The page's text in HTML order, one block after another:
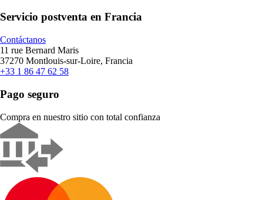
Servicio postventa en Francia
Contáctanos
11 rue Bernard Maris
37270 Montlouis-sur-Loire, Francia
+33 1 86 47 62 58
Pago seguro
Compra en nuestro sitio con total confianza